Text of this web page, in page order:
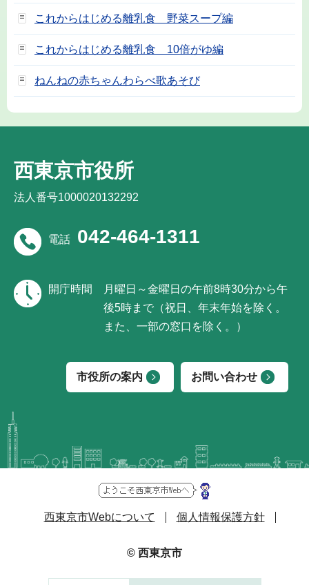
これからはじめる離乳食 野菜スープ編
これからはじめる離乳食 10倍がゆ編
ねんねの赤ちゃんわらべ歌あそび
西東京市役所
法人番号1000020132292
電話 042-464-1311
開庁時間
月曜日～金曜日の午前8時30分から午
後5時まで（祝日、年末年始を除く。
また、一部の窓口を除く。）
市役所の案内 お問い合わせ
西東京市Webについて 個人情報保護方針
© 西東京市